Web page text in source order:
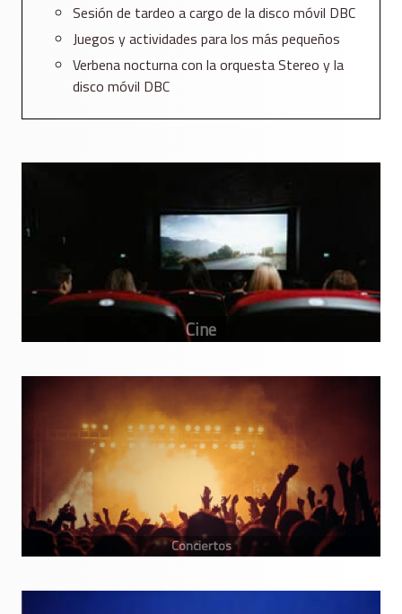
Sesión de tardeo a cargo de la disco móvil DBC
Juegos y actividades para los más pequeños
Verbena nocturna con la orquesta Stereo y la
disco móvil DBC